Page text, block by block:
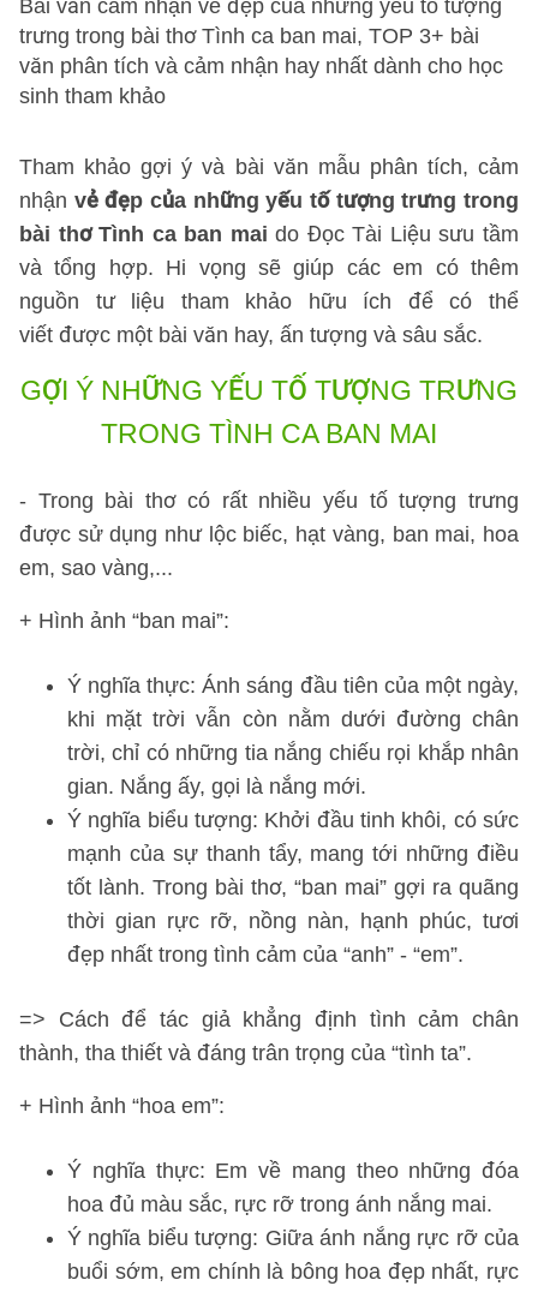
Bài văn cảm nhận vẻ đẹp của những yếu tố tượng
trưng trong bài thơ Tình ca ban mai, TOP 3+ bài
văn phân tích và cảm nhận hay nhất dành cho học
sinh tham khảo
Tham khảo gợi ý và bài văn mẫu phân tích, cảm
nhận vẻ đẹp của những yếu tố tượng trưng trong
bài thơ Tình ca ban mai do Đọc Tài Liệu sưu tầm
và tổng hợp. Hi vọng sẽ giúp các em có thêm
nguồn tư liệu tham khảo hữu ích để có thể
viết được một bài văn hay, ấn tượng và sâu sắc.
GỢI Ý NHỮNG YẾU TỐ TƯỢNG TRƯNG
TRONG TÌNH CA BAN MAI
- Trong bài thơ có rất nhiều yếu tố tượng trưng
được sử dụng như lộc biếc, hạt vàng, ban mai, hoa
em, sao vàng,...
+ Hình ảnh “ban mai”:
Ý nghĩa thực: Ánh sáng đầu tiên của một ngày,
khi mặt trời vẫn còn nằm dưới đường chân
trời, chỉ có những tia nắng chiếu rọi khắp nhân
gian. Nắng ấy, gọi là nắng mới.
Ý nghĩa biểu tượng: Khởi đầu tinh khôi, có sức
mạnh của sự thanh tẩy, mang tới những điều
tốt lành. Trong bài thơ, “ban mai” gợi ra quãng
thời gian rực rỡ, nồng nàn, hạnh phúc, tươi
đẹp nhất trong tình cảm của “anh” - “em”.
=> Cách để tác giả khẳng định tình cảm chân
thành, tha thiết và đáng trân trọng của “tình ta”.
+ Hình ảnh “hoa em”:
Ý nghĩa thực: Em về mang theo những đóa
hoa đủ màu sắc, rực rỡ trong ánh nắng mai.
Ý nghĩa biểu tượng: Giữa ánh nắng rực rỡ của
buổi sớm, em chính là bông hoa đẹp nhất, rực